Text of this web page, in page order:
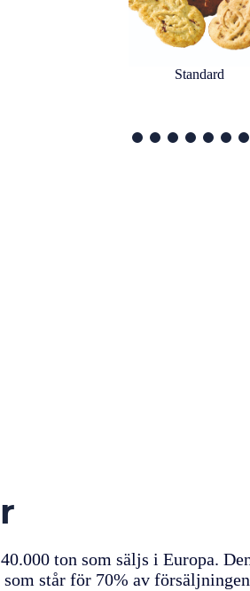
Standard
ton som säljs i Europa.
står för 70% av försäljningen